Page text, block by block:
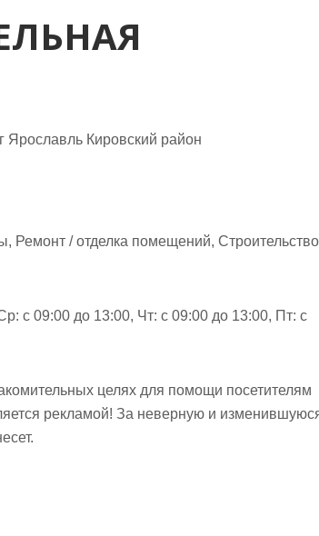
Ярославль Кировский район
Ремонт / отделка помещений, Строительство
с 09:00 до 13:00, Чт: с 09:00 до 13:00, Пт: с
целях для помощи посетителям
рекламой! За неверную и